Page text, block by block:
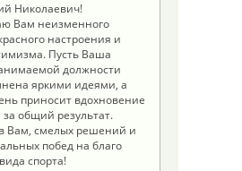
Николаевич!
Вам неизменного
настроения и
Пусть Ваша
должности
яркими идеями, а
приносит вдохновение
за общий результат.
Вам, смелых решений и
побед на благо
спорта!